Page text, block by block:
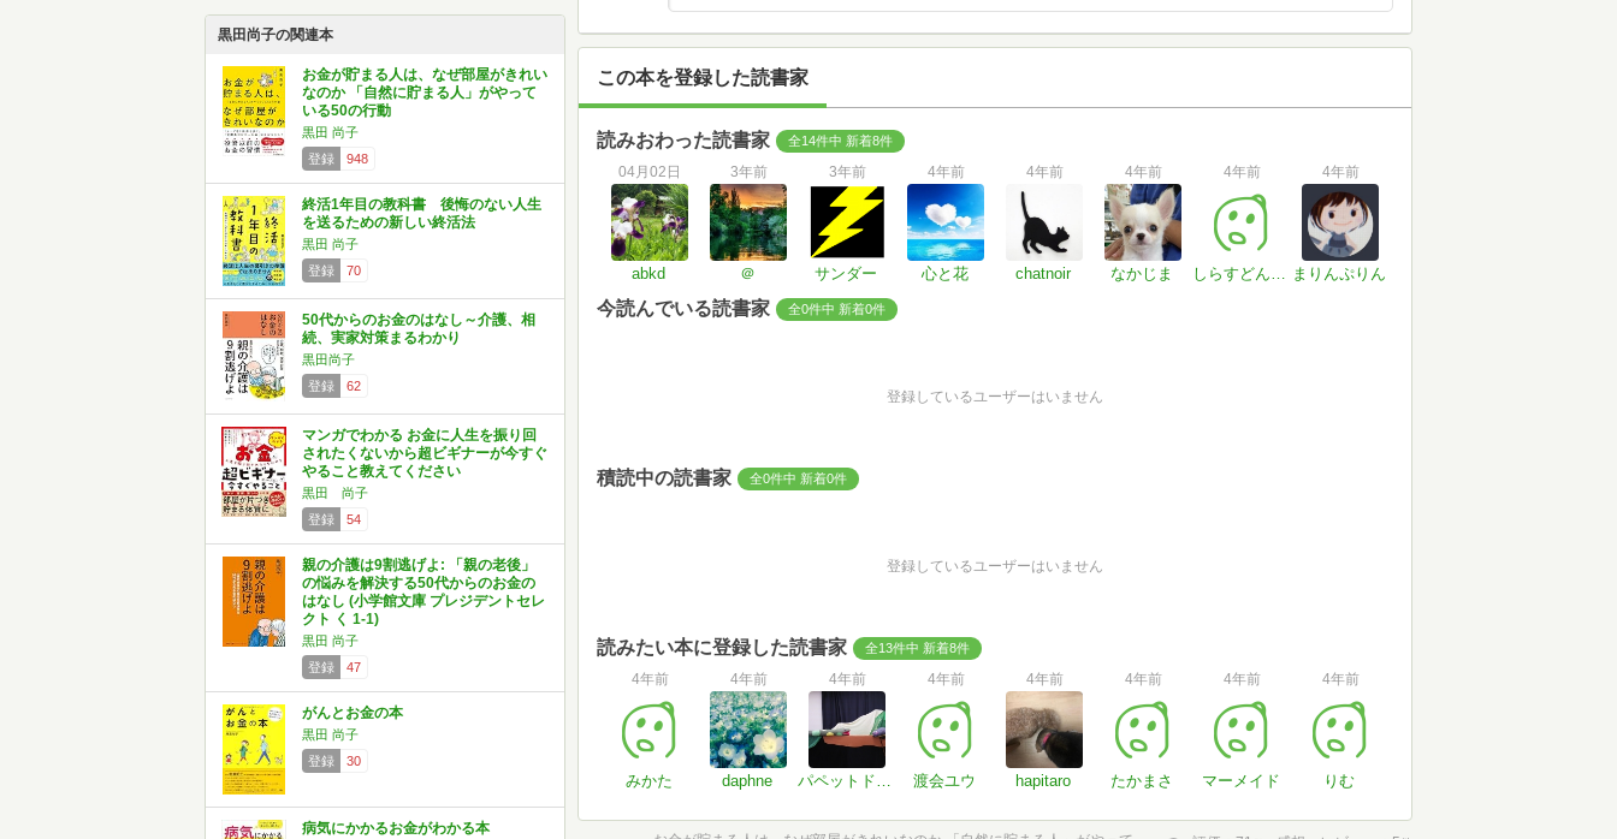
黒田尚子の関連本
お金が貯まる人は、なぜ部屋がきれい
なのか 「自然に貯まる人」がやって
いる50の行動
黒田 尚子
登録
948
終活1年目の教科書 後悔のない人生
を送るための新しい終活法
黒田 尚子
登録
70
50代からのお金のはなし～介護、相
続、実家対策まるわかり
黒田尚子
登録
62
マンガでわかる お金に人生を振り回
されたくないから超ビギナーが今すぐ
やること教えてください
黒田 尚子
登録
54
親の介護は9割逃げよ: 「親の老後」
の悩みを解決する50代からのお金の
はなし (小学館文庫 プレジデントセレ
クト く 1-1)
黒田 尚子
登録
47
がんとお金の本
黒田 尚子
登録
30
病気にかかるお金がわかる本
この本を登録した読書家
読みおわった読書家 全14件中 新着8件
04月02日
abkd
3年前
＠
3年前
サンダー
4年前
心と花
4年前
chatnoir
4年前
なかじま
4年前
しらすどん～還暦までに70冊～
4年前
まりんぷりん
今読んでいる読書家 全0件中 新着0件
登録しているユーザーはいません
積読中の読書家 全0件中 新着0件
登録しているユーザーはいません
読みたい本に登録した読書家 全13件中 新着8件
4年前
みかた
4年前
daphne
4年前
パペットドリーム
4年前
渡会ユウ
4年前
hapitaro
4年前
たかまさ
4年前
マーメイド
4年前
りむ